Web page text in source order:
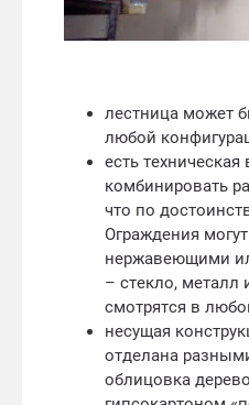
лестница может
любой
есть
комбинировать
что по
Ограждения
нержавеющими
– стекло, металл
смотрятся в
несущая
отделана
облицовка